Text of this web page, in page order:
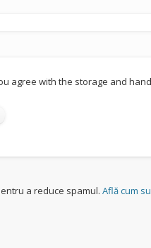
agree with the storage and
a reduce spamul.Află cum